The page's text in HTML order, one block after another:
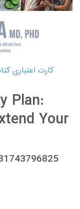
Plan:
Your